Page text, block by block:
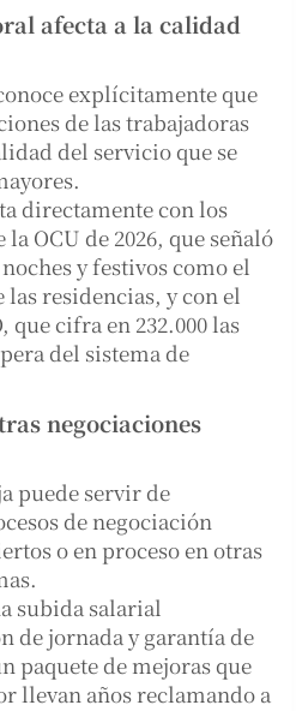
afecta a la calidad
explícitamente que
de las trabajadoras
del servicio que se
directamente con los
OCU de 2026, que señaló
y festivos como el
residencias, y con el
que cifra en 232.000 las
del sistema de
negociaciones
puede servir de
de negociación
o en proceso en otras
subida salarial
de jornada y garantía de
paquete de mejoras que
llevan años reclamando a